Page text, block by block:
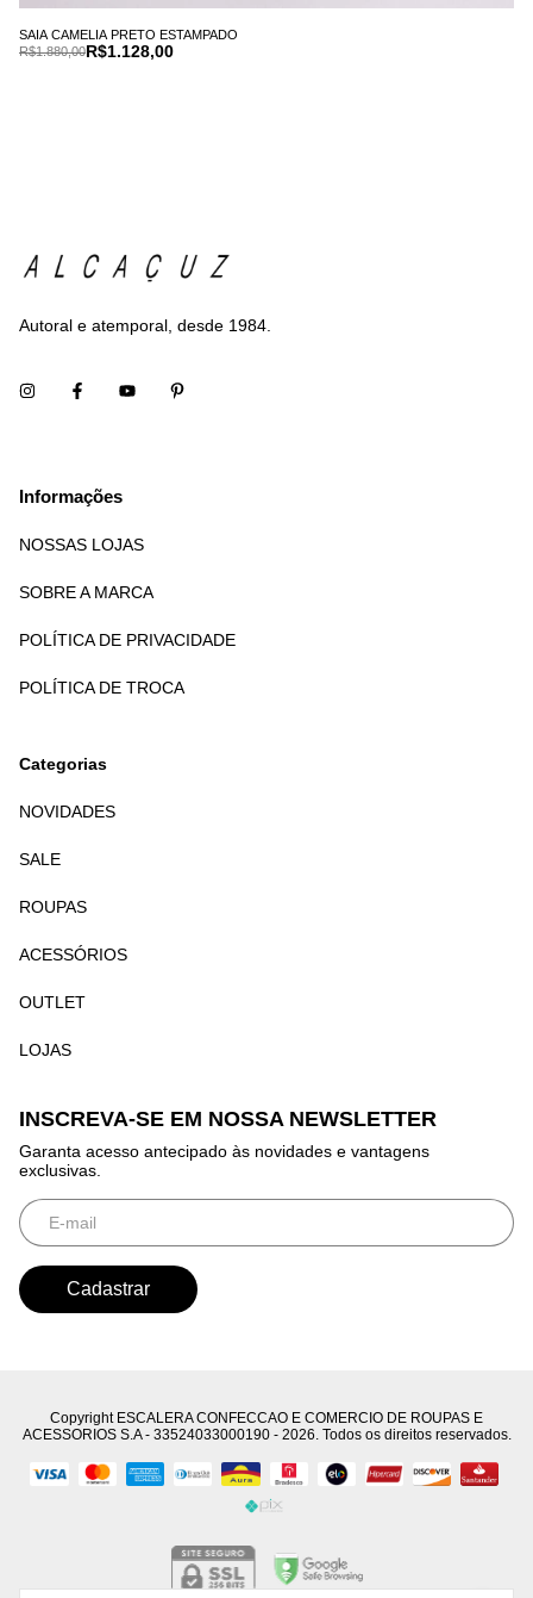
SAIA CAMELIA PRETO ESTAMPADO
R$1.128,00
R$1.880,00
Autoral e atemporal, desde 1984.
Informações
NOSSAS LOJAS
SOBRE A MARCA
POLÍTICA DE PRIVACIDADE
POLÍTICA DE TROCA
Categorias
NOVIDADES
SALE
ROUPAS
ACESSÓRIOS
OUTLET
LOJAS
INSCREVA-SE EM NOSSA NEWSLETTER
Garanta acesso antecipado às novidades e vantagens
exclusivas.
Copyright ESCALERA CONFECCAO E COMERCIO DE ROUPAS E
ACESSORIOS S.A - 33524033000190 - 2026. Todos os direitos reservados.